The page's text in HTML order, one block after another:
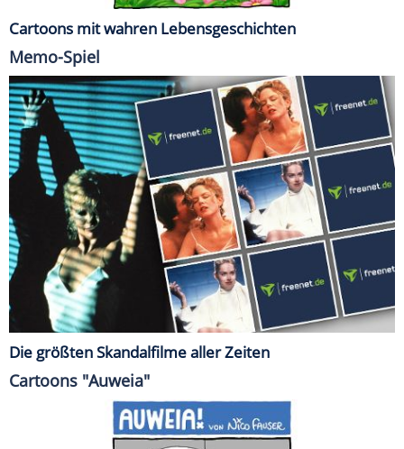
Cartoons mit wahren Lebensgeschichten
Memo-Spiel
Die größten Skandalfilme aller Zeiten
Cartoons "Auweia"